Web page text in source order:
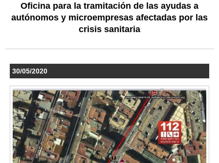
Oficina para la tramitación de las ayudas a
autónomos y microempresas afectadas por las
crisis sanitaria
30/05/2020